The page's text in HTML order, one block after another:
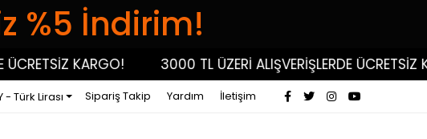
%5 İndirim!
KARGO! 3000 TL ÜZERİ ALIŞVERİŞLERDE ÜCRETSİZ
- Türk Lirası Sipariş Takip Yardım İletişim